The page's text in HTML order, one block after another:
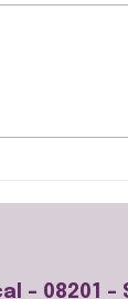
- 08201